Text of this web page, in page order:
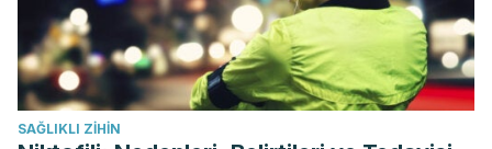
SAĞLIKLI ZIHIN